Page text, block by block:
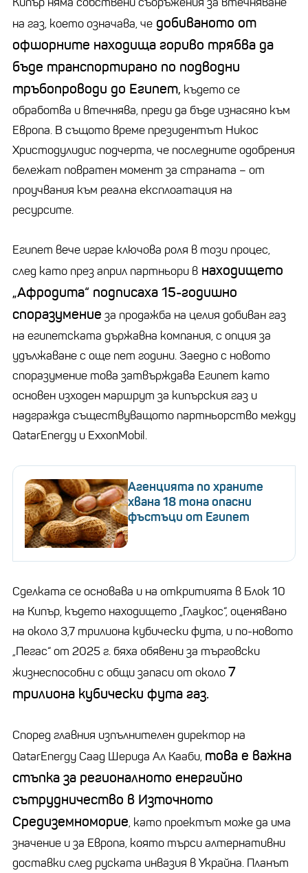
на газ, което означава, че добиваното от
офшорните находища гориво трябва да
бъде транспортирано по подводни
тръбопроводи до Египет, където се
обработва и втечнява, преди да бъде изнасяно към
Европа. В същото време президентът Никос
Христодулидис подчерта, че последните одобрения
бележат повратен момент за страната – от
проучвания към реална експлоатация на
ресурсите.
Египет вече играе ключова роля в този процес,
след като през април партньори в находището
„Афродита“ подписаха 15-годишно
споразумение за продажба на целия добиван газ
на египетската държавна компания, с опция за
удължаване с още пет години. Заедно с новото
споразумение това затвърждава Египет като
основен изходен маршрут за кипърския газ и
надгражда съществуващото партньорство между
QatarEnergy и ExxonMobil.
Агенцията по храните
хвана 18 тона опасни
фъстъци от Египет
Сделката се основава и на откритията в Блок 10
на Кипър, където находището „Глаукос“, оценявано
на около 3,7 трилиона кубически фута, и по-новото
„Пегас“ от 2025 г. бяха обявени за търговски
жизнеспособни с общи запаси от около7
трилиона кубически фута газ.
Според главния изпълнителен директор на
QatarEnergy Саад Шерида Ал Кааби, това е важна
стъпка за регионалното енергийно
сътрудничество в Източното
Средиземноморие, като проектът може да има
значение и за Европа, която търси алтернативни
доставки след руската инвазия в Украйна. Планът